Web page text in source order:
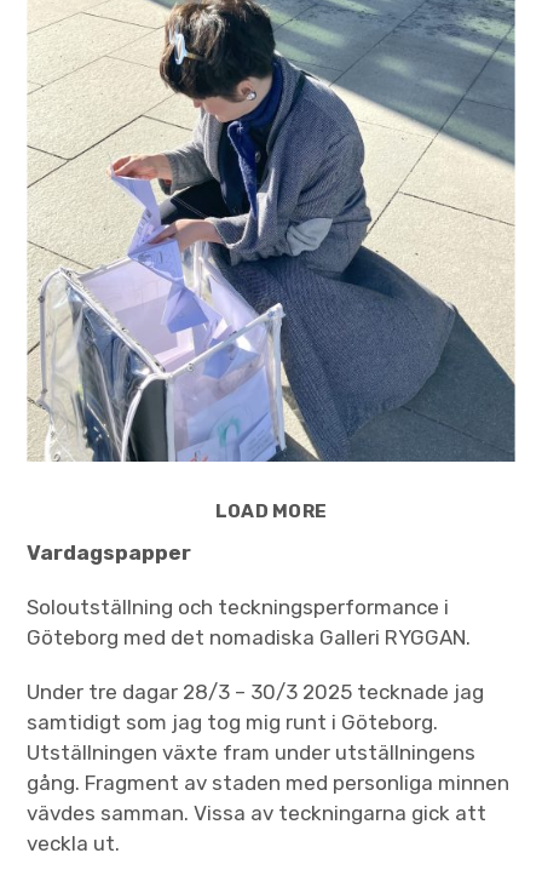
LOAD MORE
Vardagspapper
Soloutställning och teckningsperformance i
Göteborg med det nomadiska Galleri RYGGAN.
Under tre dagar 28/3 – 30/3 2025 tecknade jag
samtidigt som jag tog mig runt i Göteborg.
Utställningen växte fram under utställningens
gång. Fragment av staden med personliga minnen
vävdes samman. Vissa av teckningarna gick att
veckla ut.